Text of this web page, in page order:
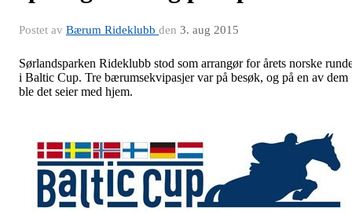
Postet av Bærum Rideklubb den 3. aug 2015
Sørlandsparken Rideklubb stod som arrangør for årets norske
i Baltic Cup. Tre bærumsekvipasjer var på besøk, og på en av dem
ble det seier med hjem.